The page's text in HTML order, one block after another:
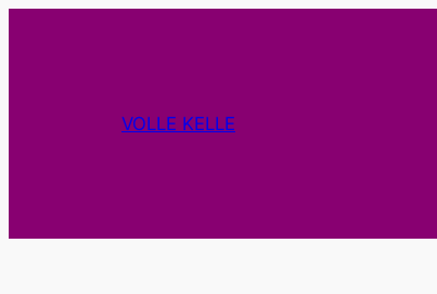
VOLLE KELLE